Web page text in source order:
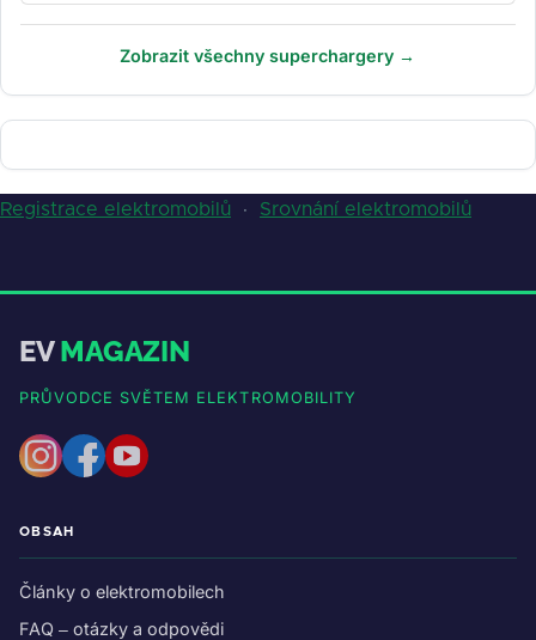
Zobrazit všechny superchargery →
Registrace elektromobilů · Srovnání elektromobilů
EVMAGAZIN
PRŮVODCE SVĚTEM ELEKTROMOBILITY
OBSAH
Články o elektromobilech
FAQ – otázky a odpovědi